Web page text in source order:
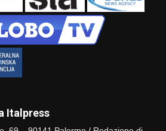
Italpress